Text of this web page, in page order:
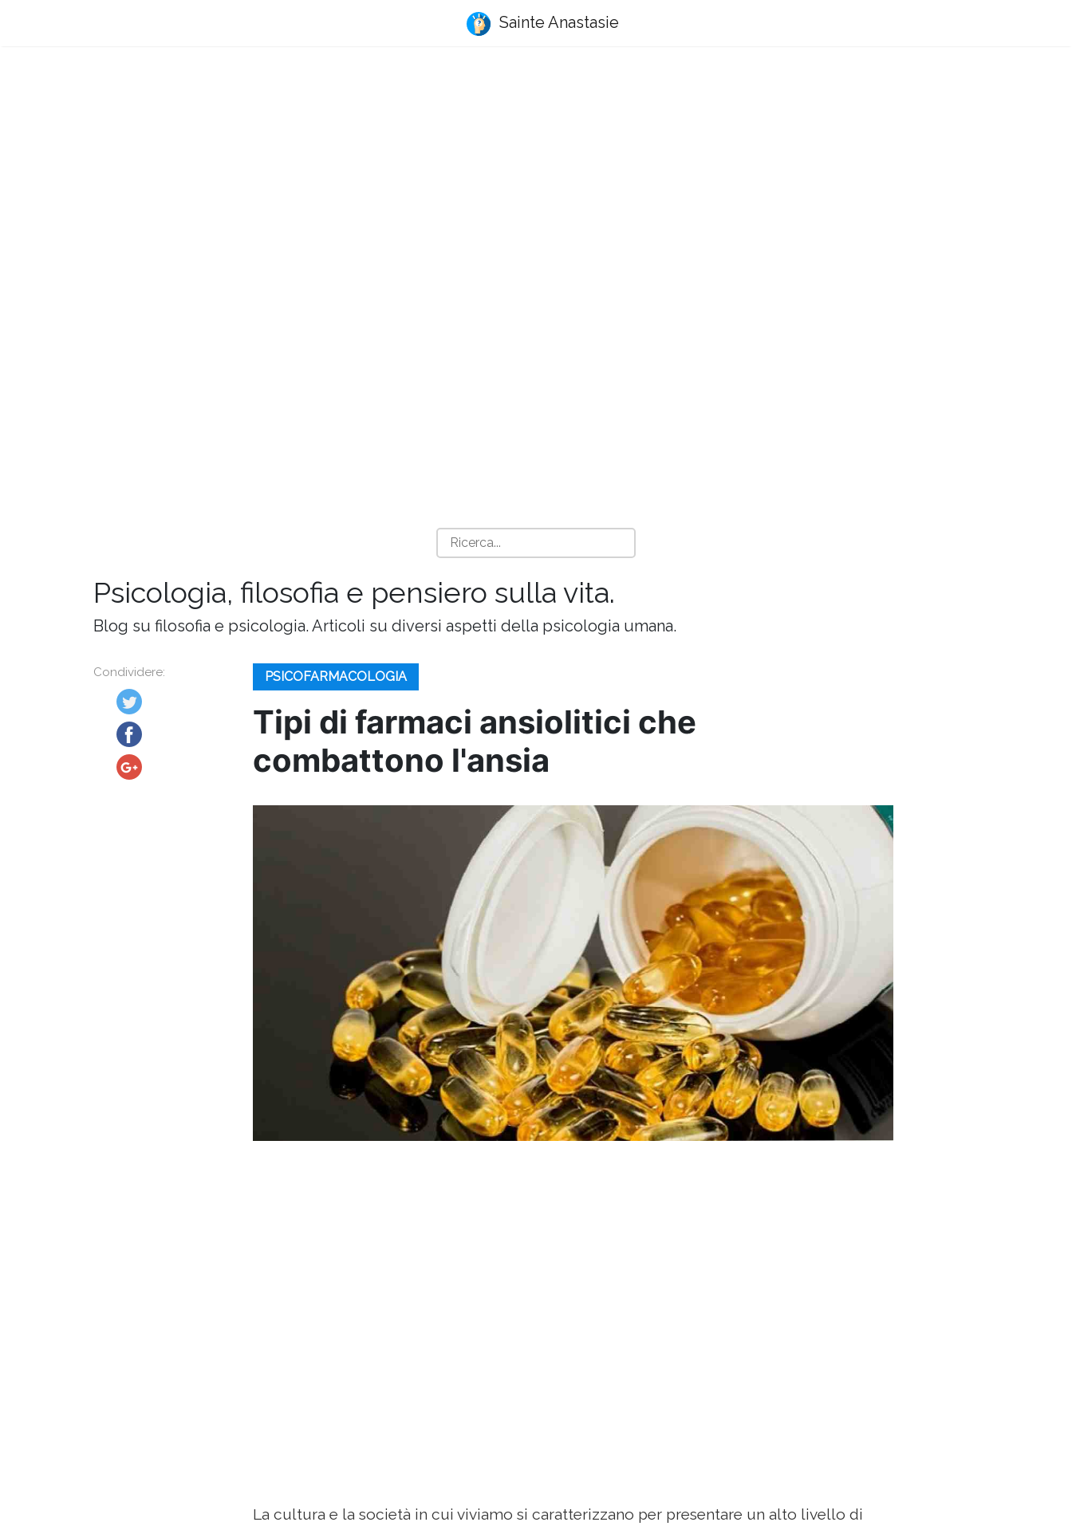
Sainte Anastasie
Psicologia, filosofia e pensiero sulla vita.
Blog su filosofia e psicologia. Articoli su diversi aspetti della psicologia umana.
Condividere: PSICOFARMACOLOGIA
Tipi di farmaci ansiolitici che
combattono l'ansia
La cultura e la società in cui viviamo si caratterizzano per presentare un alto livello di